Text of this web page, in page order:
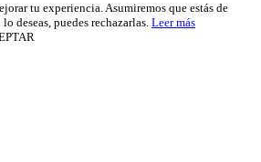
tu experiencia. Asumiremos que estás de
deseas, puedes rechazarlas. Leer más